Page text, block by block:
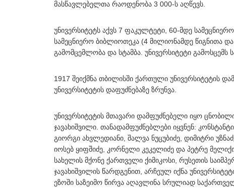
მასწავლებელთა რაოდენობა 3 000-ს აღწევს.
უნივერსიტეტს აქვს 7 ფაკულტეტი, 60-მდე
სამეცნიერო ბიბლიოთეკა (4 მილიონამდე წიგნითა
გამომცემლობა და სტამბა. უნივერსიტეტი გამოსცემს
1917 შეიქმნა თბილისში ქართული უნივერსიტეტის
უნივერსიტეტის დაფუძნებაზე ზრუნვა.
უნივერსიტეტის მთავარი დამფუძნებელი იყო
ჯავახიშვილი. თანადამფუძნებლები იყვნენ:
გიორგი ახვლედიანი, შალვა ნუცუბიძე, დიმიტრი
იოსებ ყიფშიძე, კორნელი კეკელიძე და პეტრე
სახელის მქონე ქართველი ქიმიკოსი, რუსეთის
ჯავახიშვილის წარდგენით, არჩეულ იქნა
ეზოში საზეიმო წირვა აღავლინა სრულიად